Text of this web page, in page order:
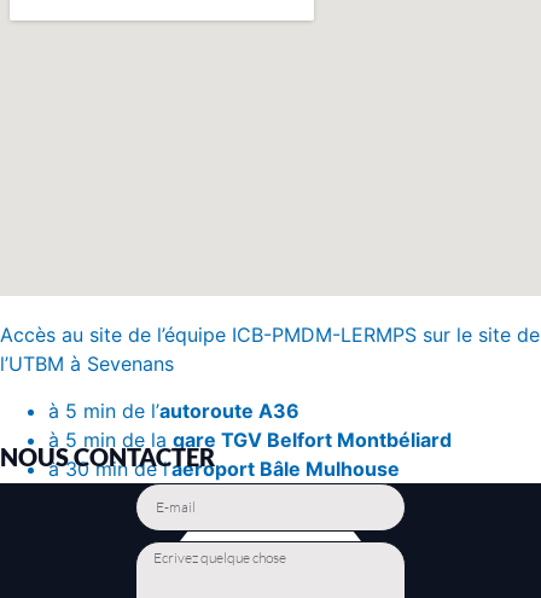
Accès au site de l’équipe ICB-PMDM-LERMPS sur le site de
l’UTBM à Sevenans
à 5 min de l’autoroute A36
à 5 min de la gare TGV Belfort Montbéliard
à 30 min de l’aéroport Bâle Mulhouse
NOUS CONTACTER